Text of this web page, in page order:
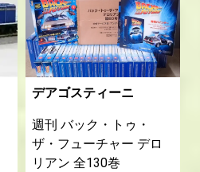
デアゴスティーニ
週刊 バック・トゥ・
ザ・フューチャー デロ
リアン 全130巻